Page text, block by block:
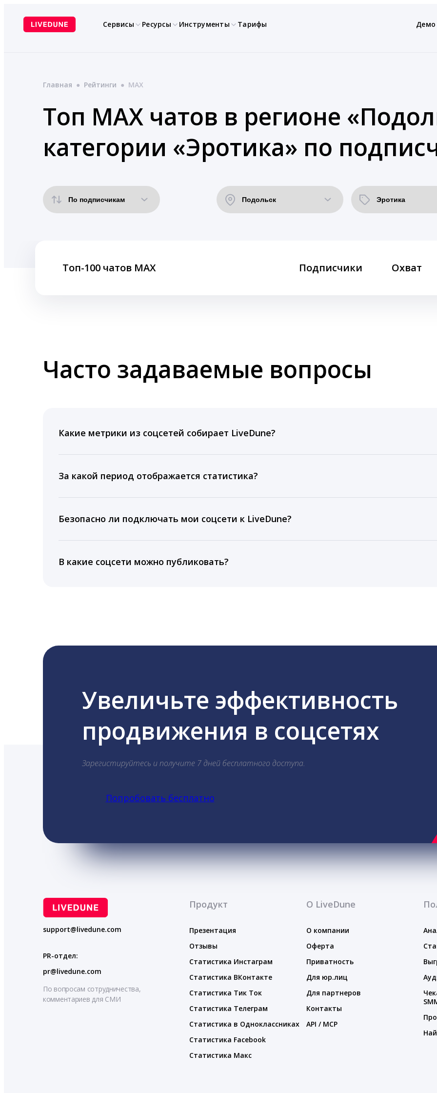
содержимому
Сервисы Ресурсы Инструменты Тарифы Демо
Главная ● Рейтинги ● MAX
Топ MAX чатов в регионе
категории «Эротика» по
Топ-100 чатов MAX Подписчики Охват
Часто задаваемые вопросы
Какие метрики из соцсетей собирает LiveDune?
время для публикации, показываем лучшие посты и присылаем автоматические отчеты с
За какой период отображается статистика?
подключении тарифа Блогер. При оплате тарифа Бизнес отображаются сведения за 3 года, а
5 лет.
Безопасно ли подключать мои соцсети к LiveDune?
информацию третьим лицам.
В какие соцсети можно публиковать?
Увеличьте эффективность
продвижения в соцсетях
Зарегистируйтесь и получите 7 дней бесплатного доступа.
Попробовать бесплатно
support@livedune.com
PR-отдел:
pr@livedune.com
По вопросам сотрудничества,
комментариев для СМИ
Продукт
Презентация
Отзывы
Статистика Инстаграм
Статистика ВКонтакте
Статистика Тик Ток
Статистика Телеграм
Статистика в Одноклассниках
Статистика Facebook
Статистика Макс
О LiveDune
О компании
Оферта
Приватность
Для юр.лиц
Для партнеров
Контакты
API / MCP